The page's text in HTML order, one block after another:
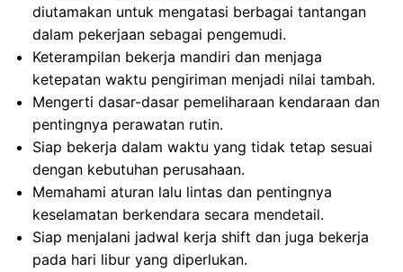
diutamakan untuk mengatasi berbagai tantangan
dalam pekerjaan sebagai pengemudi.
Keterampilan bekerja mandiri dan menjaga
ketepatan waktu pengiriman menjadi nilai tambah.
Mengerti dasar-dasar pemeliharaan kendaraan dan
pentingnya perawatan rutin.
Siap bekerja dalam waktu yang tidak tetap sesuai
dengan kebutuhan perusahaan.
Memahami aturan lalu lintas dan pentingnya
keselamatan berkendara secara mendetail.
Siap menjalani jadwal kerja shift dan juga bekerja
pada hari libur yang diperlukan.